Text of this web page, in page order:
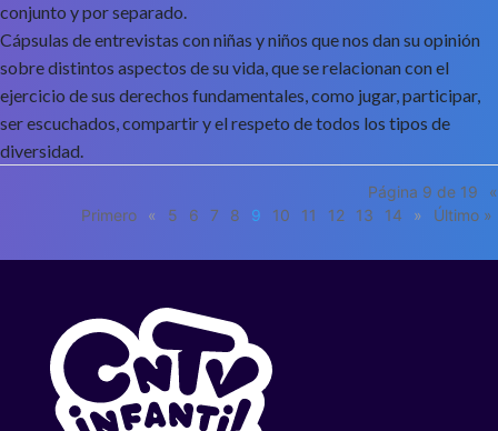
conjunto y por separado.
Cápsulas de entrevistas con niñas y niños que nos dan su opinión
sobre distintos aspectos de su vida, que se relacionan con el
ejercicio de sus derechos fundamentales, como jugar, participar,
ser escuchados, compartir y el respeto de todos los tipos de
diversidad.
Página 9 de 19
«
Primero
« 5 6 7 8 9 10 11 12 13 14 » Último »